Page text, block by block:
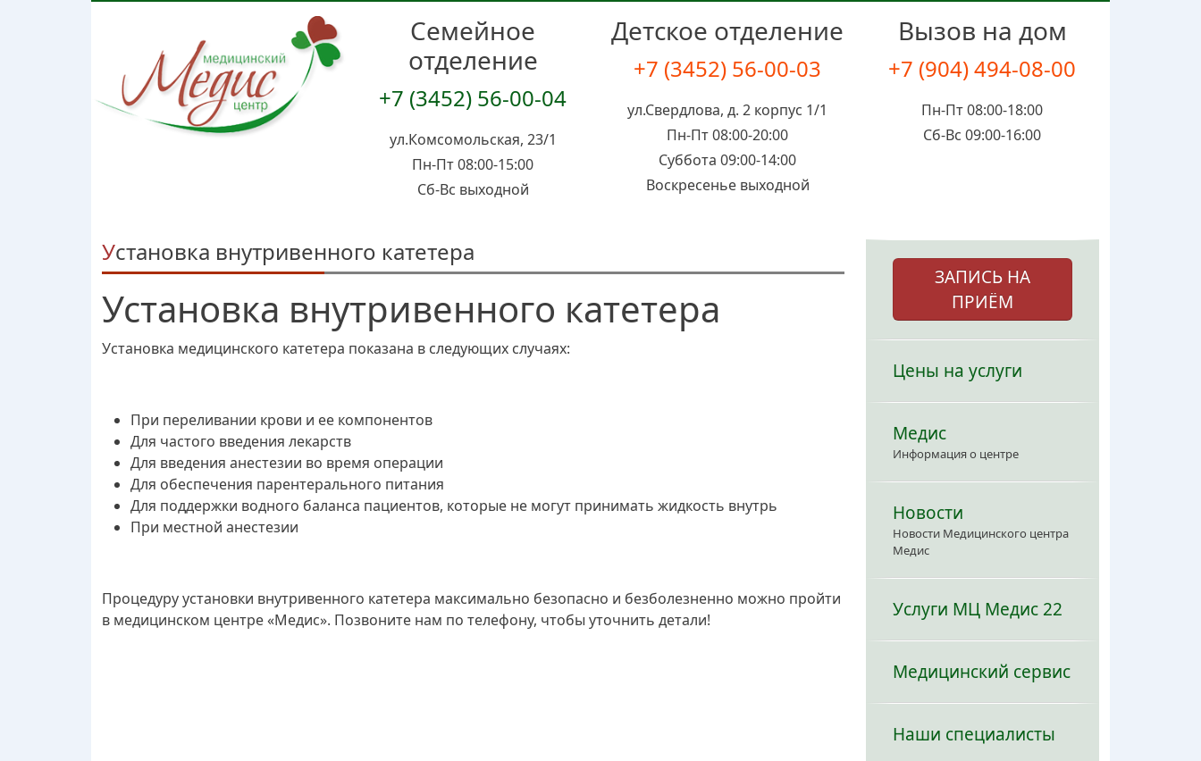
Семейное
отделение
+7 (3452) 56-00-04
ул.Комсомольская, 23/1
Пн-Пт 08:00-15:00
Сб-Вс выходной
Детское отделение
+7 (3452) 56-00-03
ул.Свердлова, д. 2 корпус 1/1
Пн-Пт 08:00-20:00
Суббота 09:00-14:00
Воскресенье выходной
Вызов на дом
+7 (904) 494-08-00
Пн-Пт 08:00-18:00
Сб-Вс 09:00-16:00
Установка внутривенного катетера
Установка внутривенного катетера
Установка медицинского катетера показана в следующих случаях:
При переливании крови и ее компонентов
Для частого введения лекарств
Для введения анестезии во время операции
Для обеспечения парентерального питания
Для поддержки водного баланса пациентов, которые не могут принимать жидкость внутрь
При местной анестезии
Процедуру установки внутривенного катетера максимально безопасно и безболезненно можно пройти
в медицинском центре «Медис». Позвоните нам по телефону, чтобы уточнить детали!
ЗАПИСЬ НА
ПРИЁМ
Цены на услуги
Медис
Информация о центре
Новости
Новости Медицинского центра
Медис
Услуги МЦ Медис 22
Медицинский сервис
Наши специалисты